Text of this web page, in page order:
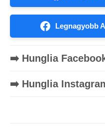
Legnagyobb
➡️ Hunglia
➡️ Hunglia